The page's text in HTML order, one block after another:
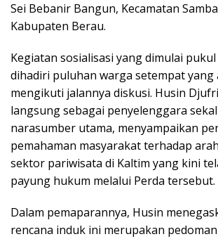
Sei Bebanir Bangun, Kecamatan
Kabupaten Berau.
Kegiatan sosialisasi yang dimulai pukul
dihadiri puluhan warga setempat yang
mengikuti jalannya diskusi. Husin
langsung sebagai penyelenggara
narasumber utama, menyampaikan
pemahaman masyarakat terhadap
sektor pariwisata di Kaltim yang kini
payung hukum melalui Perda tersebut.
Dalam pemaparannya, Husin
rencana induk ini merupakan